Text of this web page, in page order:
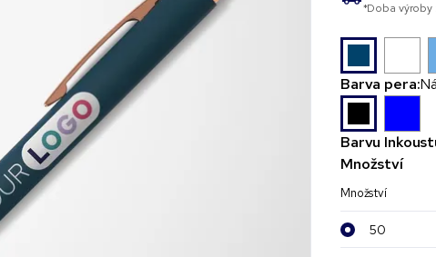
*Doba výroby
Barva pera:
Barvu
Množství
Množství
50